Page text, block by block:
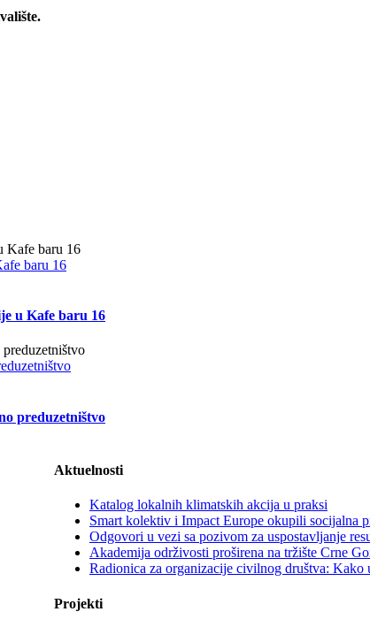
baru 16
u Kafe baru 16
preduzetništvo
Aktuelnosti
Katalog lokalnih klimatskih akcija u praksi
Smart kolektiv i Impact Europe okupili socijalna
Odgovori u vezi sa pozivom za uspostavljanje
Akademija održivosti proširena na tržište Crne
Radionica za organizacije civilnog društva: Kako
Projekti